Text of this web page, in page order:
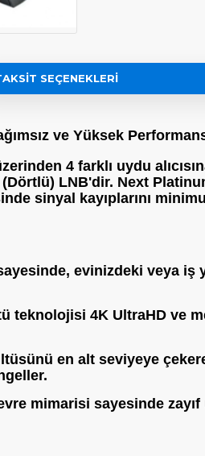
SEÇENEKLERI
ve Yüksek
4 farklı uydu
LNB'dir. Next
sinyal kayıplarını
sayesinde, evinizdeki veya
teknolojisi 4K UltraHD ve
en alt seviyeye
mimarisi sayesinde